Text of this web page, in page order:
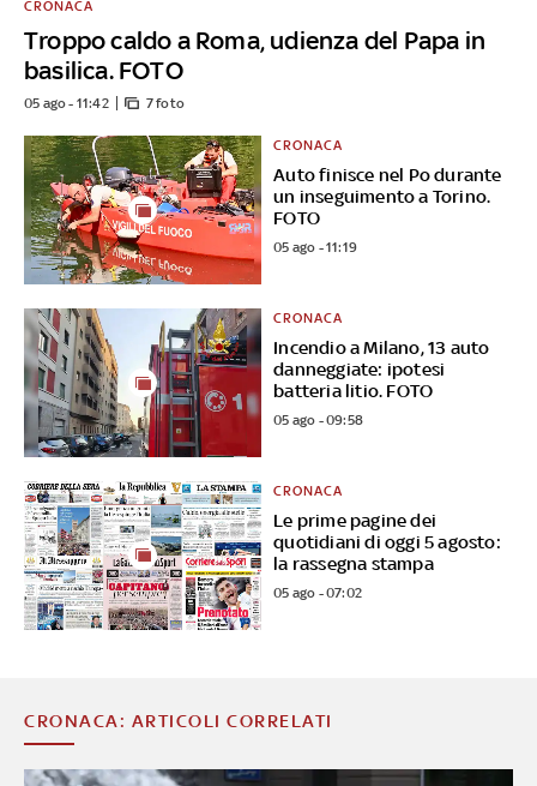
Troppo caldo a Roma, udienza del Papa in
basilica. FOTO
CRONACA
05 ago - 11:42 7 foto
Auto finisce nel Po durante
un inseguimento a Torino.
FOTO
CRONACA
05 ago - 11:19
Incendio a Milano, 13 auto
danneggiate: ipotesi
batteria litio. FOTO
CRONACA
05 ago - 09:58
Le prime pagine dei
quotidiani di oggi 5 agosto:
la rassegna stampa
CRONACA
05 ago - 07:02
CRONACA: ARTICOLI CORRELATI